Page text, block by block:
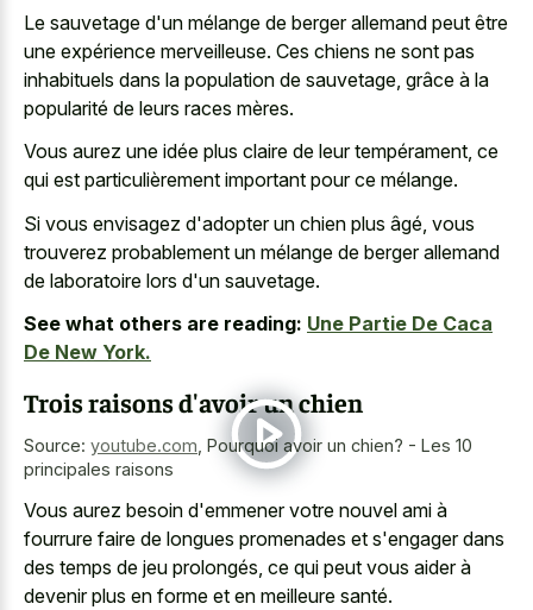
Le sauvetage d'un mélange de berger allemand peut être
une expérience merveilleuse. Ces chiens ne sont pas
inhabituels dans la population de sauvetage, grâce à la
popularité de leurs races mères.
Vous aurez une idée plus claire de leur tempérament, ce
qui est particulièrement important pour ce mélange.
Si vous envisagez d'adopter un chien plus âgé, vous
trouverez probablement un mélange de berger allemand
de laboratoire lors d'un sauvetage.
See what others are reading: Une Partie De Caca
De New York.
Trois raisons d'avoir un chien
Source: youtube.com Pourquoi avoir un chien? - Les 10
principales raisons
Vous aurez besoin d'emmener votre nouvel ami à
fourrure faire de longues promenades et s'engager dans
des temps de jeu prolongés, ce qui peut vous aider à
devenir plus en forme et en meilleure santé.